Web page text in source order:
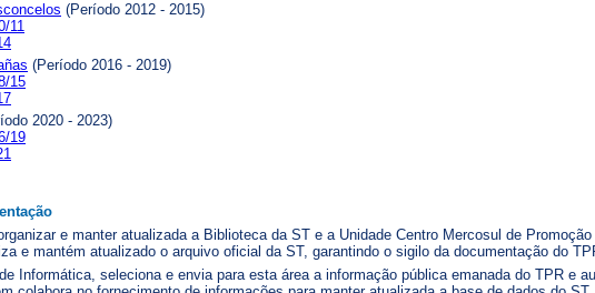
(Período 2012 - 2015)
11
(Período 2016 - 2019)
15
2020 - 2023)
19
e manter atualizada a Biblioteca da ST e a Unidade Centro Mercosul de
e mantém atualizado o arquivo oficial da ST, garantindo o sigilo da documentação do
Informática, seleciona e envia para esta área a informação pública emanada do TPR e